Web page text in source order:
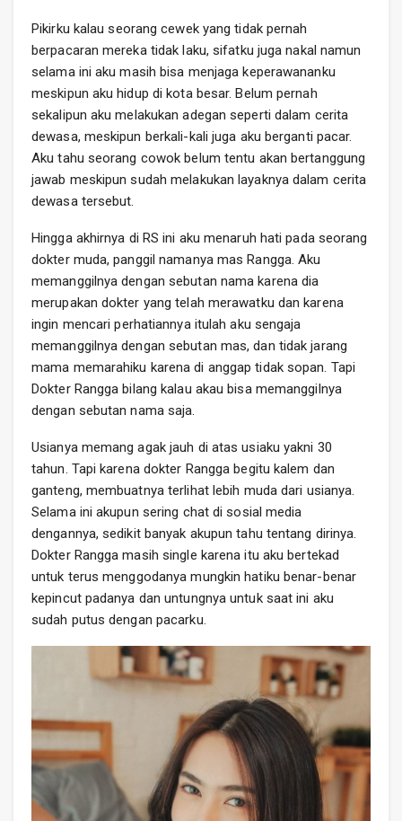
Pikirku kalau seorang cewek yang tidak pernah
berpacaran mereka tidak laku, sifatku juga nakal namun
selama ini aku masih bisa menjaga keperawananku
meskipun aku hidup di kota besar. Belum pernah
sekalipun aku melakukan adegan seperti dalam cerita
dewasa, meskipun berkali-kali juga aku berganti pacar.
Aku tahu seorang cowok belum tentu akan bertanggung
jawab meskipun sudah melakukan layaknya dalam cerita
dewasa tersebut.
Hingga akhirnya di RS ini aku menaruh hati pada seorang
dokter muda, panggil namanya mas Rangga. Aku
memanggilnya dengan sebutan nama karena dia
merupakan dokter yang telah merawatku dan karena
ingin mencari perhatiannya itulah aku sengaja
memanggilnya dengan sebutan mas, dan tidak jarang
mama memarahiku karena di anggap tidak sopan. Tapi
Dokter Rangga bilang kalau akau bisa memanggilnya
dengan sebutan nama saja.
Usianya memang agak jauh di atas usiaku yakni 30
tahun. Tapi karena dokter Rangga begitu kalem dan
ganteng, membuatnya terlihat lebih muda dari usianya.
Selama ini akupun sering chat di sosial media
dengannya, sedikit banyak akupun tahu tentang dirinya.
Dokter Rangga masih single karena itu aku bertekad
untuk terus menggodanya mungkin hatiku benar-benar
kepincut padanya dan untungnya untuk saat ini aku
sudah putus dengan pacarku.